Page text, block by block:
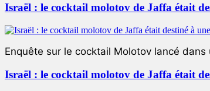
Israël : le cocktail molotov de Jaffa était
Enquête sur le cocktail Molotov lancé
Israël : le cocktail molotov de Jaffa était